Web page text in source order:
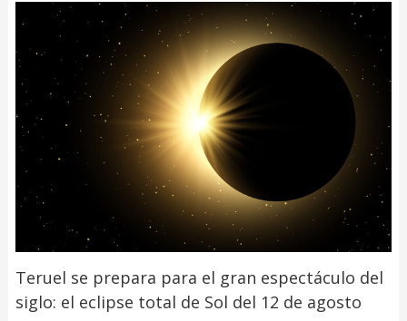
Teruel se prepara para el gran espectáculo del
siglo: el eclipse total de Sol del 12 de agosto